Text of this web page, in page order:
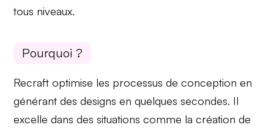
tous niveaux.
Pourquoi ?
Recraftoptimise les processus de conception en
générant des designs en quelques secondes. Il
excelle dans des situations comme la création de